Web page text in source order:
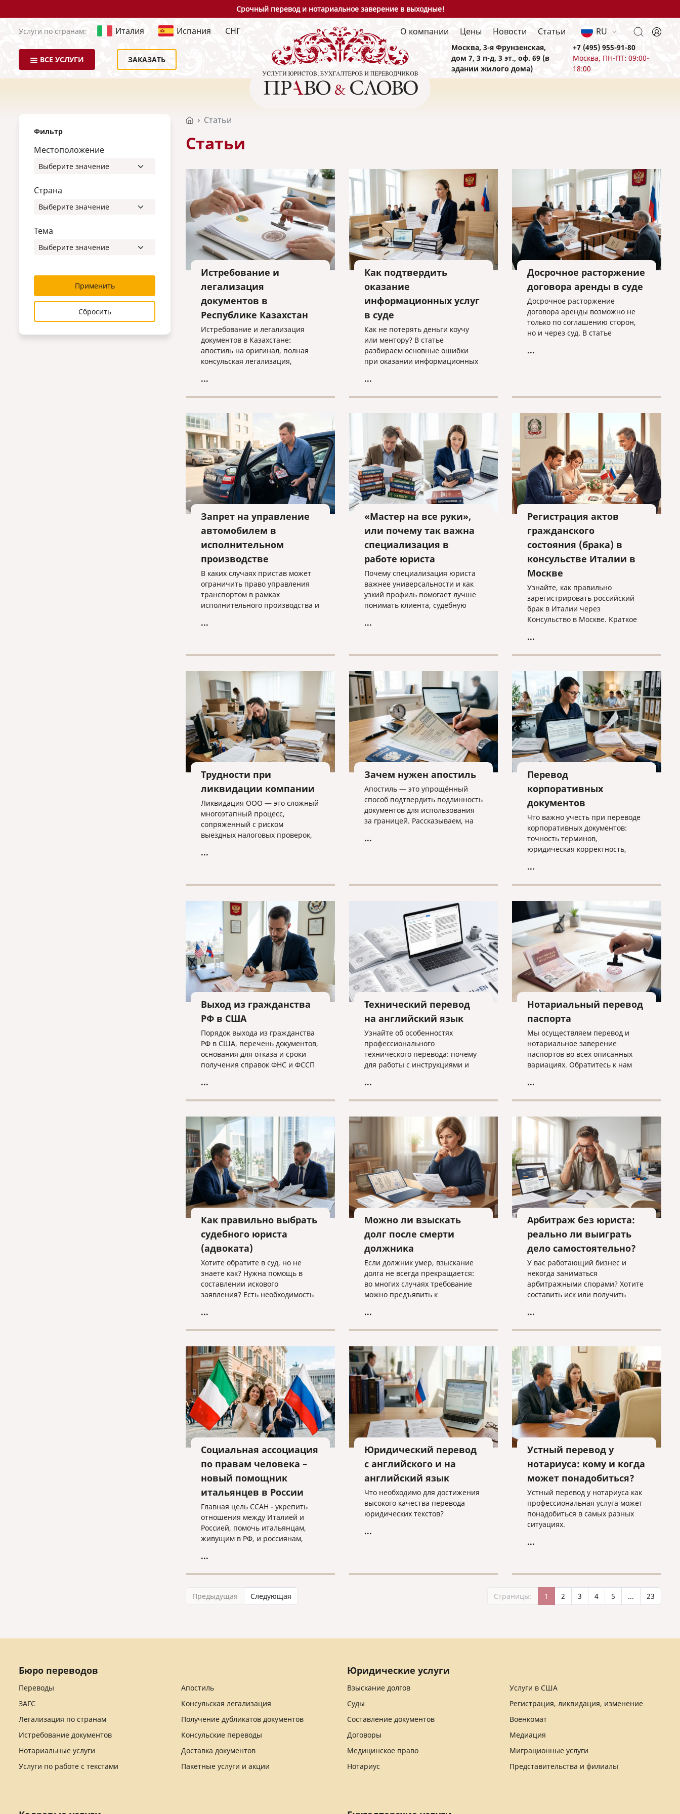
Срочный перевод и нотариальное заверение в выходные!
Услуги по странам: Италия Испания СНГ
ВСЕ УСЛУГИ ЗАКАЗАТЬ
О компании Цены Новости Статьи RU
Москва, 3-я Фрунзенская,
дом 7, 3 п-д, 3 эт., оф. 69 (в
здании жилого дома)
+7 (495) 955-91-80
Москва, ПН-ПТ: 09:00-
18:00
Фильтр
Местоположение
Страна
Тема
Применить
Сбросить
Статьи
Статьи
Истребование и
легализация
документов в
Республике Казахстан
Истребование и легализация
документов в Казахстане:
апостиль на оригинал, полная
консульская легализация,
индивидуальный подбор
...
Как подтвердить
оказание
информационных услуг
в суде
Как не потерять деньги коучу
или ментору? В статье
разбираем основные ошибки
при оказании информационных
подтверждать факт работы в
договор — прямой путь к
взысканию неосновательного
обогащения.
...
Досрочное расторжение
договора аренды в суде
Досрочное расторжение
договора аренды возможно не
только по соглашению сторон,
но и через суд. В статье
для расторжения, типичные
...
Запрет на управление
автомобилем в
исполнительном
производстве
В каких случаях пристав может
ограничить право управления
транспортом в рамках
исполнительного производства и
законно — разъясняем
...
«Мастер на все руки»,
или почему так важна
специализация в
работе юриста
Почему специализация юриста
важнее универсальности и как
узкий профиль помогает лучше
понимать клиента, судебную
эффективную стратегию защиты.
...
Регистрация актов
гражданского
состояния (брака) в
консульстве Италии в
Москве
Узнайте, как правильно
зарегистрировать российский
брак в Италии через
Консульство в Москве. Краткое
trascrizione: необходимые
оформления без лишних хлопот.
...
Трудности при
ликвидации компании
Ликвидация ООО — это сложный
многоэтапный процесс,
сопряженный с риском
выездных налоговых проверок,
строгими требованиями к
бизнеса, критерии упрощенной
процедуры и объясняем, почему
для успешного завершения дела
ликвидатору необходима
команда экспертов.
...
Зачем нужен апостиль
Апостиль — это упрощённый
способ подтвердить подлинность
документов для использования
за границей. Рассказываем, на
оформляется и какие нюансы
...
Перевод
корпоративных
документов
Что важно учесть при переводе
корпоративных документов:
точность терминов,
юридическая корректность,
конфиденциальность и контроль
международном рынке.
...
Выход из гражданства
РФ в США
Порядок выхода из гражданства
РФ в США, перечень документов,
основания для отказа и сроки
получения справок ФНС и ФССП
...
Технический перевод
на английский язык
Узнайте об особенностях
профессионального
технического перевода: почему
для работы с инструкциями и
просто лингвистом, как избежать
для получения качественного
результата при работе с
техническими текстами на
английском языке.
...
Нотариальный перевод
паспорта
Мы осуществляем перевод и
нотариальное заверение
паспортов во всех описанных
вариациях. Обратитесь к нам
сделано оперативно, грамотно и
...
Как правильно выбрать
судебного юриста
(адвоката)
Хотите обратите в суд, но не
знаете как? Нужна помощь в
составлении искового
заявления? Есть необходимость
судебного процесса?
«Право и cлово» по адресу
law@pravoislovo.ru
...
Можно ли взыскать
долг после смерти
должника
Если должник умер, взыскание
долга не всегда прекращается:
во многих случаях требование
можно предъявить к
наследникам. Разбираем, как
наследство, еще не приняли его
или когда судебное решение о
взыскании уже получено.
...
Арбитраж без юриста:
реально ли выиграть
дело самостоятельно?
У вас работающий бизнес и
некогда заниматься
арбитражными спорами? Хотите
составить иск или получить
исполнить решение суда в
...
Социальная ассоциация
по правам человека –
новый помощник
итальянцев в России
Главная цель ССАН - укрепить
отношения между Италией и
Россией, помочь итальянцам,
живущим в РФ, и россиянам,
...
Юридический перевод
с английского и на
английский язык
Что необходимо для достижения
высокого качества перевода
юридических текстов?
...
Устный перевод у
нотариуса: кому и когда
может понадобиться?
Устный перевод у нотариуса как
профессиональная услуга может
понадобиться в самых разных
ситуациях.
...
Страницы: 1 2 3 4 5 ... 23
Предыдущая Следующая
Бюро переводов
Переводы
Апостиль
ЗАГС
Консульская легализация
Легализация по странам
Получение дубликатов документов
Истребование документов
Консульские переводы
Нотариальные услуги
Доставка документов
Услуги по работе с текстами
Пакетные услуги и акции
Юридические услуги
Взыскание долгов
Услуги в США
Суды
Регистрация, ликвидация, изменение
Составление документов
Военкомат
Договоры
Медиация
Медицинское право
Миграционные услуги
Нотариус
Представительства и филиалы